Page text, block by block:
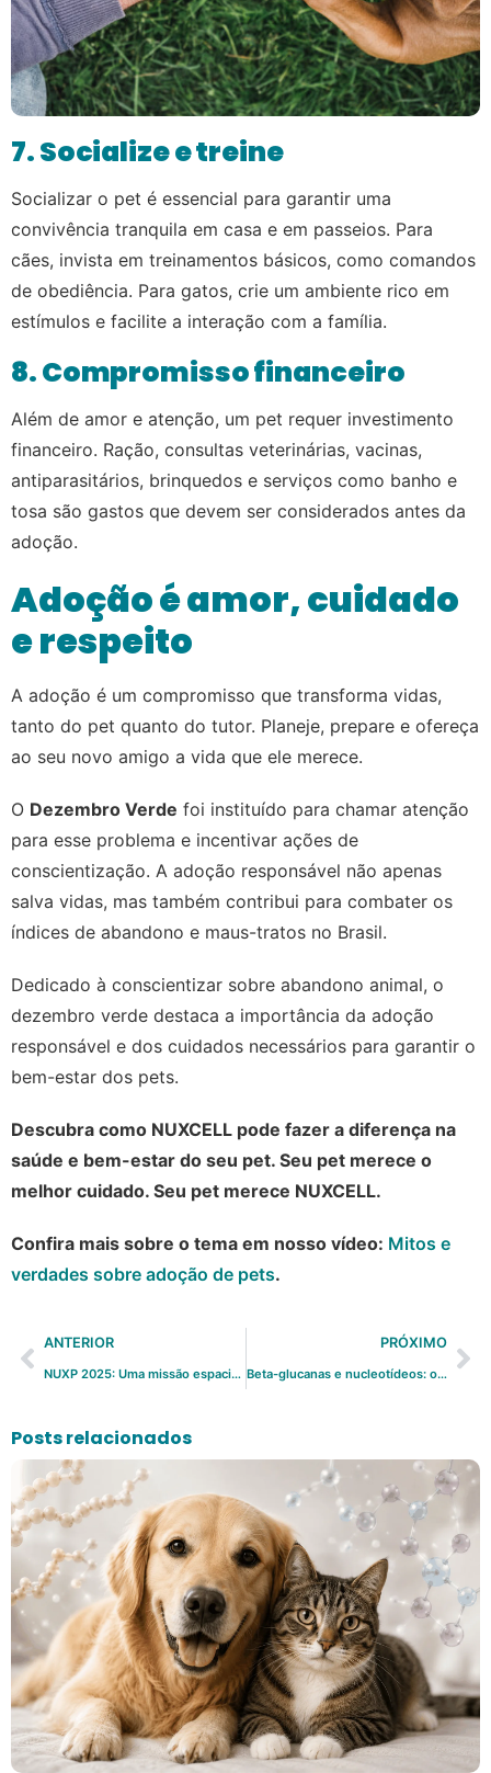
7. Socialize e treine
Socializar o pet é essencial para garantir uma
convivência tranquila em casa e em passeios. Para
cães, invista em treinamentos básicos, como comandos
de obediência. Para gatos, crie um ambiente rico em
estímulos e facilite a interação com a família.
8. Compromisso financeiro
Além de amor e atenção, um pet requer investimento
financeiro. Ração, consultas veterinárias, vacinas,
antiparasitários, brinquedos e serviços como banho e
tosa são gastos que devem ser considerados antes da
adoção.
Adoção é amor, cuidado
e respeito
A adoção é um compromisso que transforma vidas,
tanto do pet quanto do tutor. Planeje, prepare e ofereça
ao seu novo amigo a vida que ele merece.
O Dezembro Verde foi instituído para chamar atenção
para esse problema e incentivar ações de
conscientização. A adoção responsável não apenas
salva vidas, mas também contribui para combater os
índices de abandono e maus-tratos no Brasil.
Dedicado à conscientizar sobre abandono animal, o
dezembro verde destaca a importância da adoção
responsável e dos cuidados necessários para garantir o
bem-estar dos pets.
Descubra como NUXCELL pode fazer a diferença na
saúde e bem-estar do seu pet. Seu pet merece o
melhor cuidado. Seu pet merece NUXCELL.
Confira mais sobre o tema em nosso vídeo: Mitos e
verdades sobre adoção de pets.
ANTERIOR
NUXP 2025: Uma missão espacial rumo à alta performance em vendas e marketing
PRÓXIMO
Beta-glucanas e nucleotídeos: o que são e por que a nutrição animal fala tanto neles?
Posts relacionados